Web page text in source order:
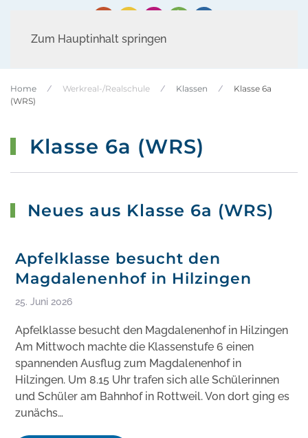
Zum Hauptinhalt springen
Home Werkreal-/Realschule Klassen
Klasse 6a
(WRS)
Klasse 6a (WRS)
Neues aus Klasse 6a (WRS)
Apfelklasse besucht den
Magdalenenhof in Hilzingen
25. Juni 2026
Apfelklasse besucht den Magdalenenhof in Hilzingen
Am Mittwoch machte die Klassenstufe 6 einen
spannenden Ausflug zum Magdalenenhof in
Hilzingen. Um 8.15 Uhr trafen sich alle Schülerinnen
und Schüler am Bahnhof in Rottweil. Von dort ging es
zunächs…